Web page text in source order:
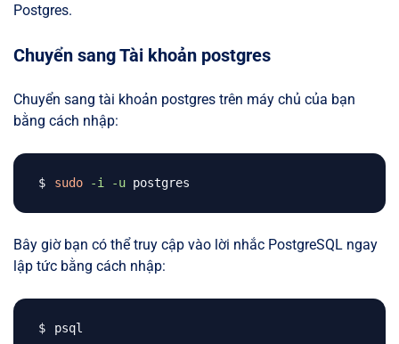
Postgres.
Chuyển sang Tài khoản postgres
Chuyển sang tài khoản postgres trên máy chủ của bạn
bằng cách nhập:
sudo -i -u
Bây giờ bạn có thể truy cập vào lời nhắc PostgreSQL ngay
lập tức bằng cách nhập: